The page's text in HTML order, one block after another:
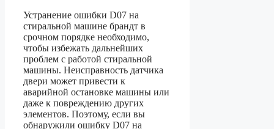
Устранение ошибки D07 на
стиральной машине брандт в
срочном порядке необходимо,
чтобы избежать дальнейших
проблем с работой стиральной
машины. Неисправность датчика
двери может привести к
аварийной остановке машины или
даже к повреждению других
элементов. Поэтому, если вы
обнаружили ошибку D07 на